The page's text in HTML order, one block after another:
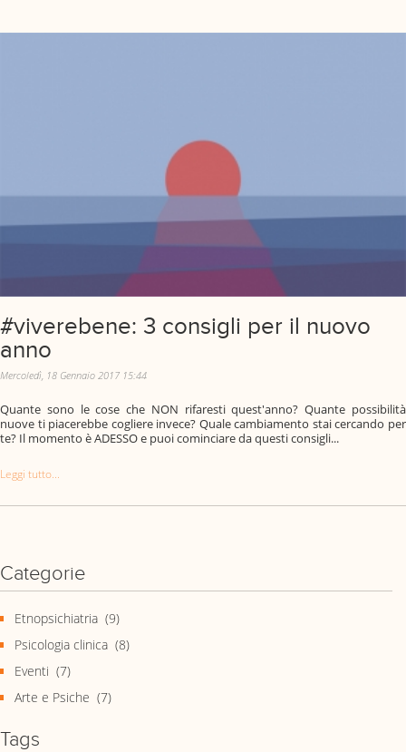
#viverebene: 3 consigli per il nuovo
anno
Mercoledì, 18 Gennaio 2017 15:44
Quante sono le cose che NON rifaresti quest'anno? Quante possibilità
nuove ti piacerebbe cogliere invece? Quale cambiamento stai cercando per
te? Il momento è ADESSO e puoi cominciare da questi consigli...
Leggi tutto...
Categorie
Etnopsichiatria (9)
Psicologia clinica (8)
Eventi (7)
Arte e Psiche (7)
Tags